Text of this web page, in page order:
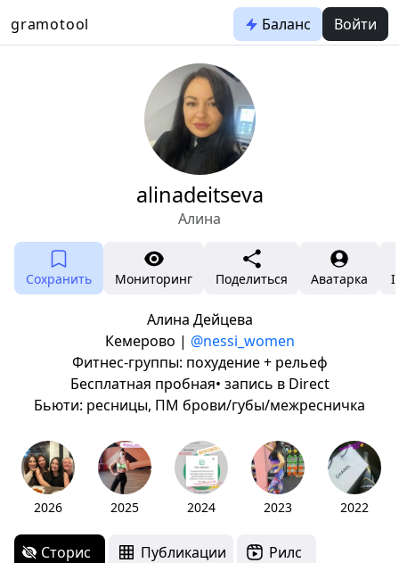
gramotool Баланс Войти
alinadeitseva
Алина
Сохранить Мониторинг Поделиться Аватарка
Алина Дейцева
Кемерово | @nessi_women
Фитнес-группы: похудение + рельеф
Бесплатная пробная• запись в Direct
Бьюти: ресницы, ПМ брови/губы/межресничка
2026 2025 2024 2023 2022
Сторис Публикации Рилс